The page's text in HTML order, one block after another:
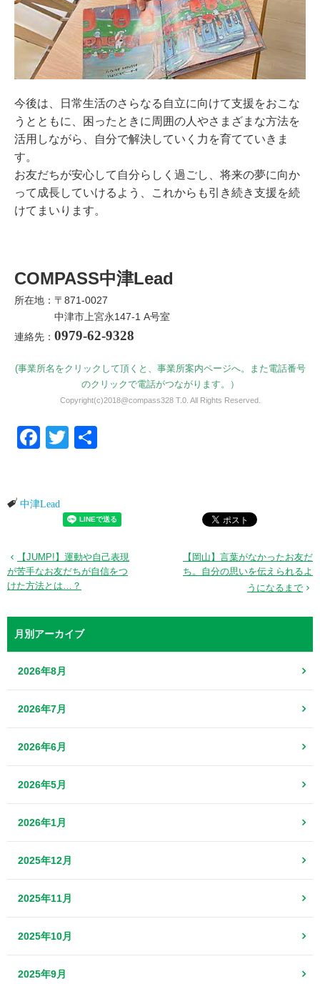
今後は、日常生活のさらなる自立に向けて支援をおこな
うとともに、困ったときに周囲の人やさまざまな方法を
活用しながら、自分で解決していく力を育てていきま
す。
お友だちが安心して自分らしく過ごし、将来の夢に向か
って成長していけるよう、これからも引き続き支援を続
けてまいります。
COMPASS中津Lead
所在地：〒871-0027
中津市上宮永147-1 A号室
連絡先： 0979-62-9328
(事業所名をクリックして頂くと、事業所案内ページへ。また電話番号
のクリックで電話がつながります。）
Copyright(c)2018@compass328 T.0. All Rights Reserved.
FacebookTwitter
中津Lead
【JUMP!】運動や自己表現
が苦手なお友だちが自信をつ
けた方法とは…？
【岡山】言葉がなかったお友だ
ち。自分の思いを伝えられるよ
うになるまで
月別アーカイブ
2026年8月
2026年7月
2026年6月
2026年5月
2026年1月
2025年12月
2025年11月
2025年10月
2025年9月